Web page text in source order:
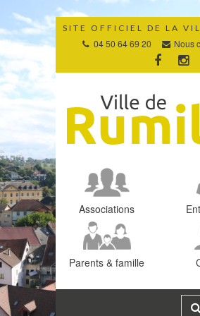
Gestion des traceurs
SITE OFFICIEL DE LA
04 50 64 69 20 Nous
Lien
vers
compte
Associations
Parents & famille